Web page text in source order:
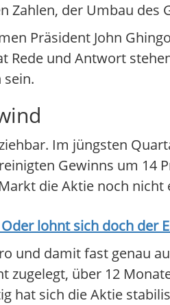
der Umbau des
Präsident John
Rede und Antwort
Im jüngsten
Gewinns um 14
die Aktie noch
lohnt sich doch der
und damit fast genau
zugelegt, über 12
hat sich die Aktie